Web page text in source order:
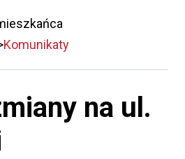
Komunikaty
na ul.